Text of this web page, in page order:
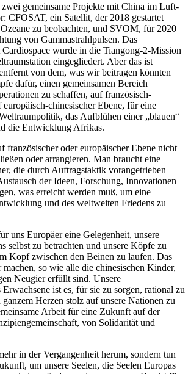
gemeinsame Projekte mit China im Luft-
CFOSAT, ein Satellit, der 2018 gestartet
zu beobachten, und SVOM, für 2020
von Gammastrahlpulsen. Das
wurde in die Tiangong-2-Mission
eingegliedert. Aber das ist
von dem, was wir beitragen könnten
dafür, einen gemeinsamen Bereich
zu schaffen, auf französisch-
chinesischer Ebene, für eine
das Aufblühen einer „blauen“
die Entwicklung Afrikas.
französischer oder europäischer Ebene nicht
oder arrangieren. Man braucht eine
die durch Auftragstaktik vorangetrieben
der Ideen, Forschung, Innovationen
was erreicht werden muß, um eine
und des weltweiten Friedens zu
uns Europäer eine Gelegenheit, unsere
selbst zu betrachten und unsere Köpfe zu
Kopf zwischen den Beinen zu laufen. Das
so wie alle die chinesischen Kinder,
Neugier erfüllt sind. Unsere
ist es, für sie zu sorgen, rational zu
Herzen stolz auf unsere Nationen zu
Arbeit für eine Zukunft auf der
von Solidarität und
in der Vergangenheit herum, sondern tun
um unsere Seelen, die Seelen Europas